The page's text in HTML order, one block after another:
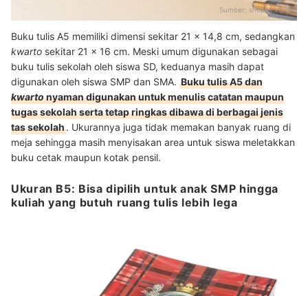
Sumber: shopee.co.id
Buku tulis A5 memiliki dimensi sekitar 21 x 14,8 cm, sedangkan
kwarto sekitar 21 x 16 cm. Meski umum digunakan sebagai
buku tulis sekolah oleh siswa SD, keduanya masih dapat
digunakan oleh siswa SMP dan SMA. Buku tulis A5 dan
kwartonyaman digunakan untuk menulis catatan maupun
tugas sekolah serta tetap ringkas dibawa di berbagai jenis
tas sekolah. Ukurannya juga tidak memakan banyak ruang di
meja sehingga masih menyisakan area untuk siswa meletakkan
buku cetak maupun kotak pensil.
Ukuran B5: Bisa dipilih untuk anak SMP hingga
kuliah yang butuh ruang tulis lebih lega